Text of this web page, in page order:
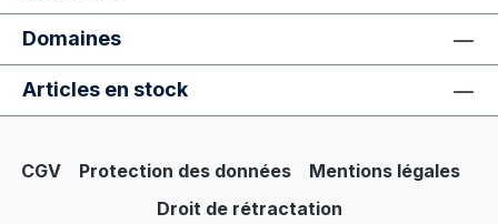
Domaines
Articles en stock
CGV Protection des données
Mentions légales
Droit de rétractation